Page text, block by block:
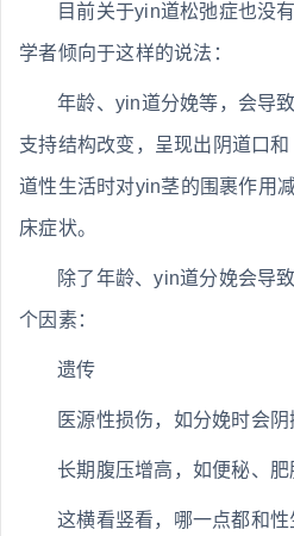
目前关于yin道松弛症也没
学者倾向于这样的说法：
年龄、yin道分娩等，会导
支持结构改变，呈现出阴道口
道性生活时对yin茎的围裹作用
床症状。
除了年龄、yin道分娩会导
个因素：
遗传
医源性损伤，如分娩时会阴
长期腹压增高，如便秘、肥
这横看竖看，哪一点都和性